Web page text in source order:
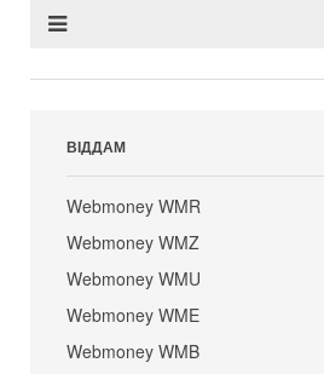
ВІДДАМ
Webmoney WMR
Webmoney WMZ
Webmoney WMU
Webmoney WME
Webmoney WMB